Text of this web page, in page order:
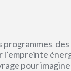
pour